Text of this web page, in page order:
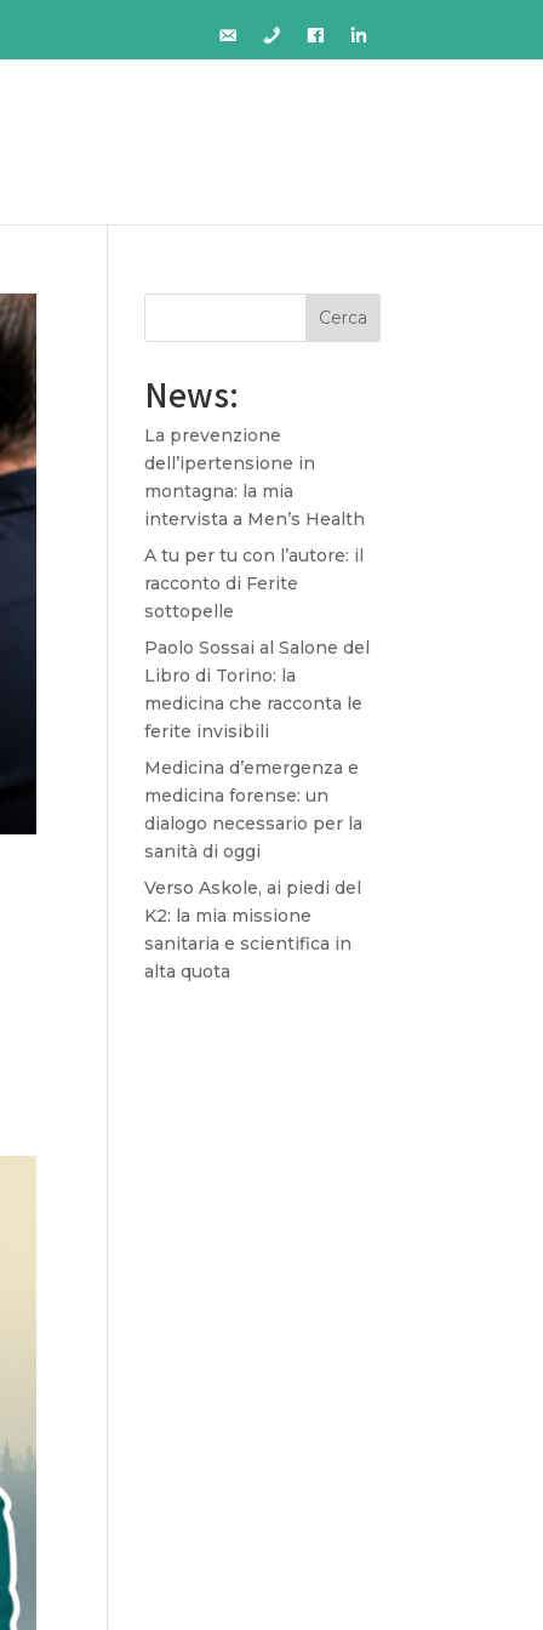
Cerca
News:
La prevenzione
dell’ipertensione in
montagna: la mia
intervista a Men’s Health
A tu per tu con l’autore: il
racconto di Ferite
sottopelle
Paolo Sossai al Salone del
Libro di Torino: la
medicina che racconta le
ferite invisibili
Medicina d’emergenza e
medicina forense: un
dialogo necessario per la
sanità di oggi
Verso Askole, ai piedi del
K2: la mia missione
sanitaria e scientifica in
alta quota